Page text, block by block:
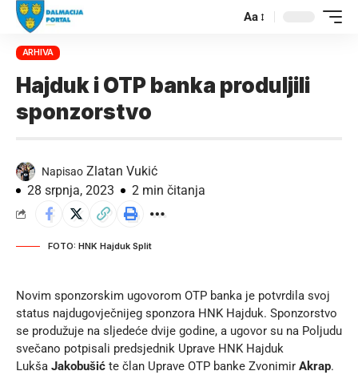
Aa
ARHIVA
Hajduk i OTP banka produljili
sponzorstvo
Napisao Zlatan Vukić
28 srpnja, 2023
2 min čitanja
FOTO: HNK Hajduk Split
Novim sponzorskim ugovorom OTP banka je potvrdila svoj
status najdugovječnijeg sponzora HNK Hajduk. Sponzorstvo
se produžuje na sljedeće dvije godine, a ugovor su na Poljudu
svečano potpisali predsjednik Uprave HNK Hajduk
Lukša Jakobušić te član Uprave OTP banke Zvonimir Akrap.